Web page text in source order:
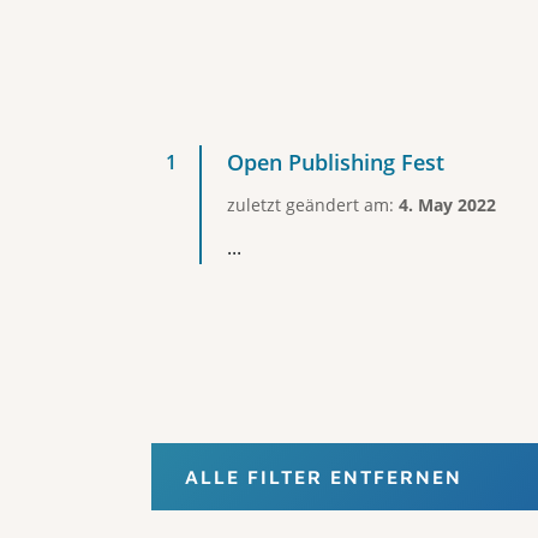
Open Publishing Fest
zuletzt geändert am: 4. May 2022
...
ALLE FILTER ENTFERNEN